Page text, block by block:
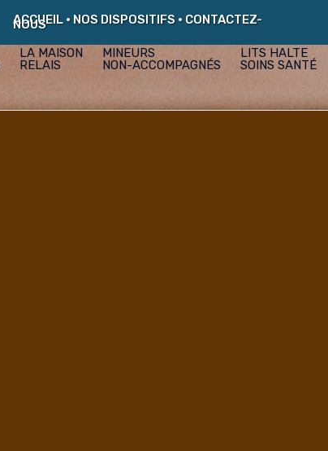
ACCUEIL• NOS DISPOSITIFS• CONTACTEZ-
NOUS
LA MAISON
RELAIS
MINEURS
NON-ACCOMPAGNÉS
LITS HALTE
SOINS SANTÉ